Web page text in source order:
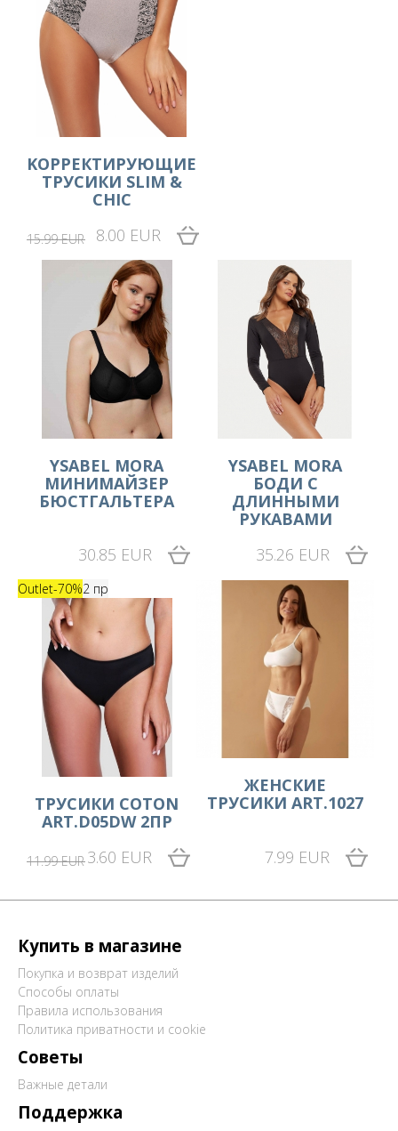
KОРРЕКТИРУЮЩИЕ
ТРУСИКИ SLIM &
CHIC
15.99 EUR 8.00 EUR
YSABEL MORA
МИНИМАЙЗЕР
БЮСТГАЛЬТЕРА
30.85 EUR
YSABEL MORA
БОДИ С
ДЛИННЫМИ
РУКАВАМИ
35.26 EUR
Outlet-70%2 пр
ТРУСИКИ COTON
ART.D05DW 2ПР
11.99 EUR 3.60 EUR
ЖЕНСКИЕ
ТРУСИКИ ART.1027
7.99 EUR
Купить в магазине
Покупка и возврат изделий
Способы оплаты
Правила использования
Политика приватности и cookie
Советы
Важные детали
Поддержка